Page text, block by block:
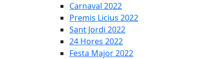
Carnaval 2022
Premis Licius 2022
Sant Jordi 2022
24 Hores 2022
Festa Major 2022